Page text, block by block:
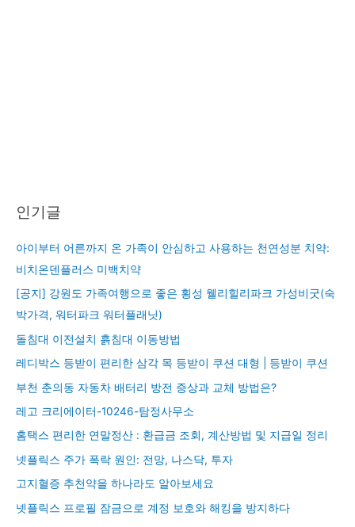
인기글
아이부터 어른까지 온 가족이 안심하고 사용하는 천연성분 치약:
비치온덴플러스 미백치약
[공지] 강원도 가족여행으로 좋은 횡성 웰리힐리파크 가성비굿(숙
박가격, 워터파크 워터플래닛)
돌침대 이전설치 흙침대 이동방법
레디박스 등받이 편리한 삼각 목 등받이 쿠션 대형 | 등받이 쿠션
부천 춘의동 자동차 배터리 방전 증상과 교체 방법은?
레고 크리에이터-10246-탐정사무소
홈택스 편리한 연말정산 : 환급금 조회, 계산방법 및 지급일 정리
넷플릭스 주가 폭락 원인: 전망, 나스닥, 투자
고지혈증 추천약을 하나라도 알아보세요
넷플릭스 프로필 잠금으로 계정 보호와 해킹을 방지하다